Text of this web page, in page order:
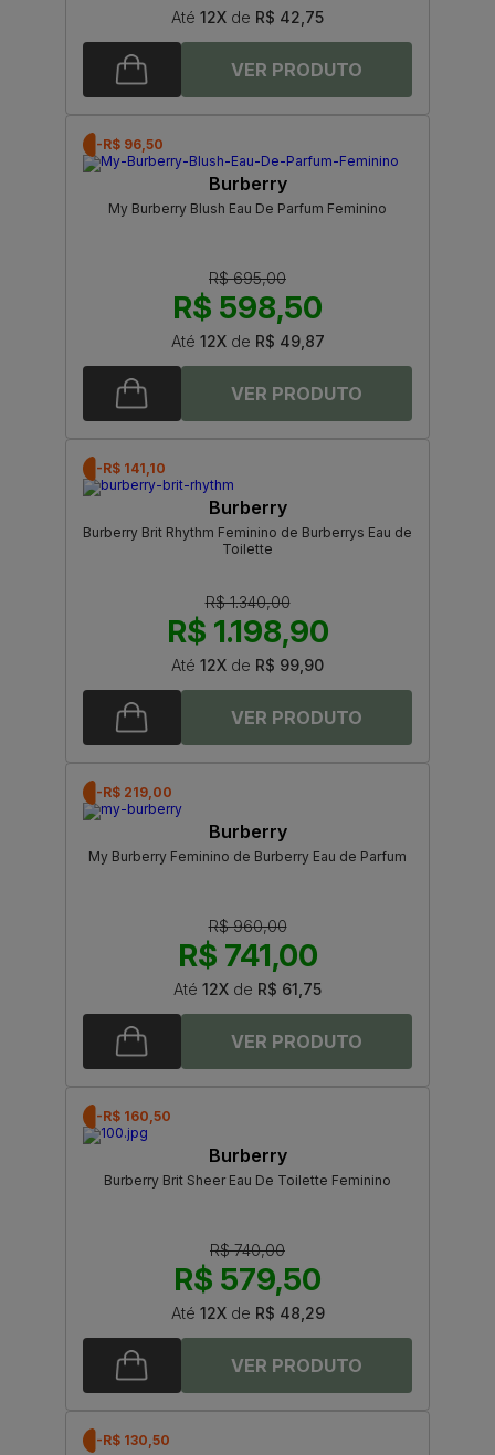
Até 12X de R$ 42,75
-R$ 96,50
Burberry
My Burberry Blush Eau De Parfum Feminino
R$ 695,00
R$ 598,50
Até 12Xde R$ 49,87
-R$ 141,10
Burberry
Burberry Brit Rhythm Feminino de Burberrys Eau de
Toilette
R$ 1.340,00
R$ 1.198,90
Até 12X de R$ 99,90
-R$ 219,00
Burberry
My Burberry Feminino de Burberry Eau de Parfum
R$ 960,00
R$ 741,00
Até 12X de R$ 61,75
-R$ 160,50
Burberry
Burberry Brit Sheer Eau De Toilette Feminino
R$ 740,00
R$ 579,50
Até 12Xde R$ 48,29
-R$ 130,50